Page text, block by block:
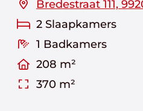
Bredestraat 111,
2 Slaapkamers
1 Badkamers
208 m²
370 m²